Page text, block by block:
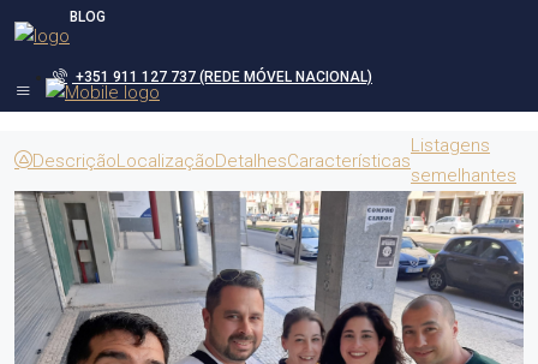
BLOG
+351 911 127 737 (REDE MÓVEL NACIONAL)
DescriçãoLocalizaçãoDetalhesCaracterísticas
Listagens
semelhantes